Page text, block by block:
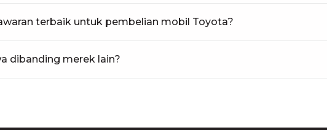
terbaik untuk pembelian mobil Toyota?
dibanding merek lain?